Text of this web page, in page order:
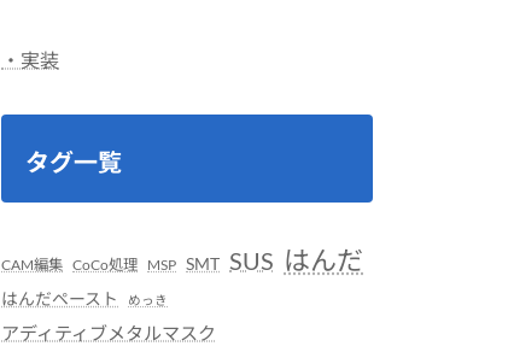
・実装
タグ一覧
CAM編集 CoCo処理 MSP SMT SUS はんだ
はんだペースト めっき
アディティブメタルマスク